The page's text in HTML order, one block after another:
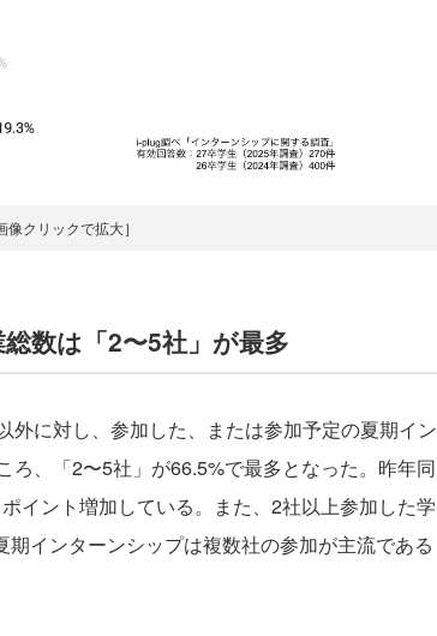
像クリックで拡大］
数は「2〜5社」が最多
に対し、参加した、または参加予定の夏期イン
ろ、「2〜5社」が66.5%で最多となった。昨年同
イント増加している。また、2社以上参加した学
インターンシップは複数社の参加が主流である